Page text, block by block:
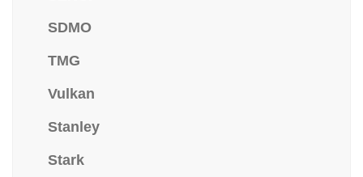
SDMO
TMG
Vulkan
Stanley
Stark